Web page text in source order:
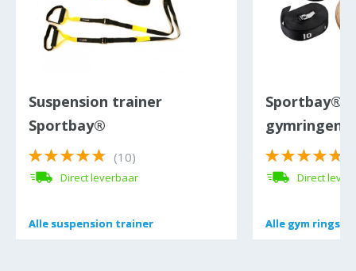
Suspension trainer
Sportbay®
(10)
Direct leverbaar
Alle suspension trainer
Alle suspension trainer
Sportbay®
gymringen
Direct
Alle gym rings
Alle gym rings